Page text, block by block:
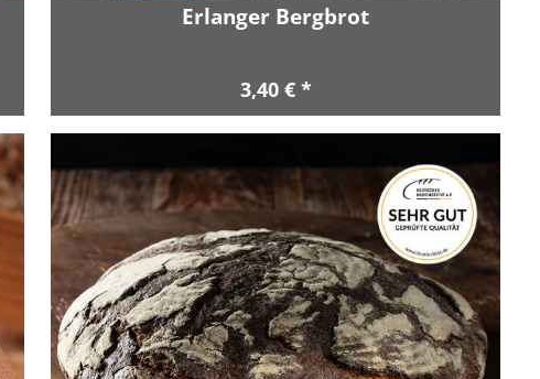
Erlanger Bergbrot
3,40 € *